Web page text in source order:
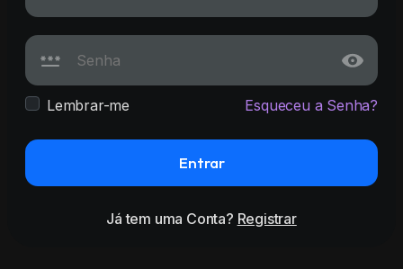
Lembrar-me Esqueceu a Senha?
Entrar
Já tem uma Conta? Registrar